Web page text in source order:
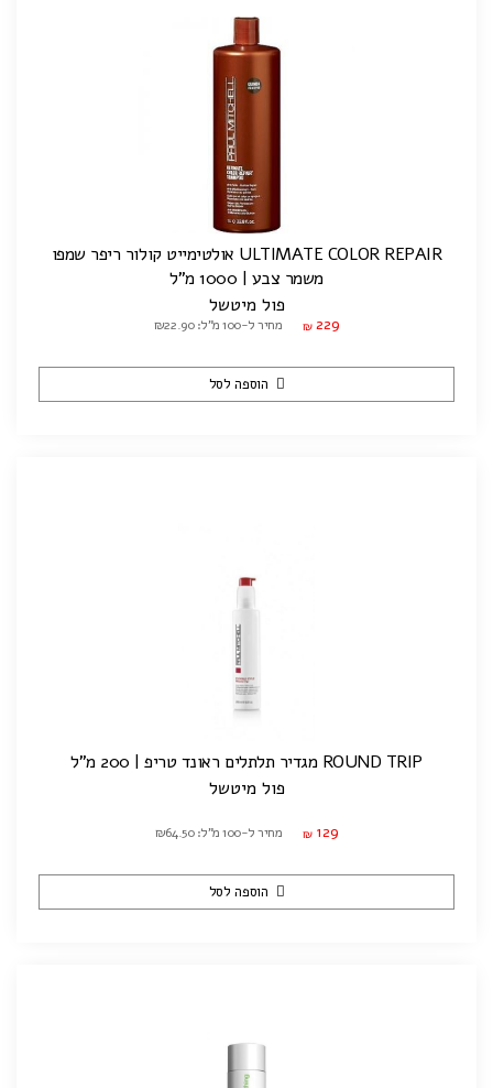
ULTIMATE COLOR REPAIR אולטימייט קולור ריפר שמפו
משמר צבע | 1000 מ"ל
פול מיטשל
₪ 229 מחיר ל-100 מ"ל: ₪22.90
הוספה לסל
ROUND TRIP מגדיר תלתלים ראונד טריפ | 200 מ"ל
פול מיטשל
₪ 129 מחיר ל-100 מ"ל: ₪64.50
הוספה לסל